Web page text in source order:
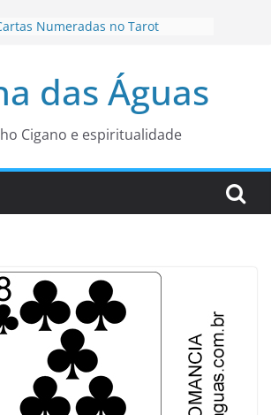
Numeradas no Tarot
está fase
Naipes no Tarot
Cartas da Corte no Tarot
das Águas
Cigano e espiritualidade